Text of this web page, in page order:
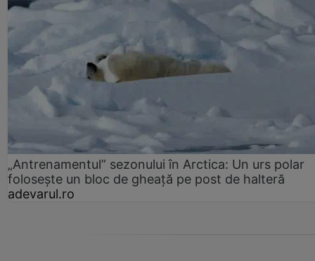
„Antrenamentul” sezonului în Arctica: Un urs polar
folosește un bloc de gheață pe post de halteră
adevarul.ro